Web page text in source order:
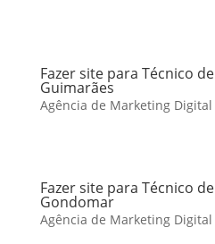
Fazer site para Técnico
Guimarães
Agência de Marketing
Fazer site para Técnico
Gondomar
Agência de Marketing